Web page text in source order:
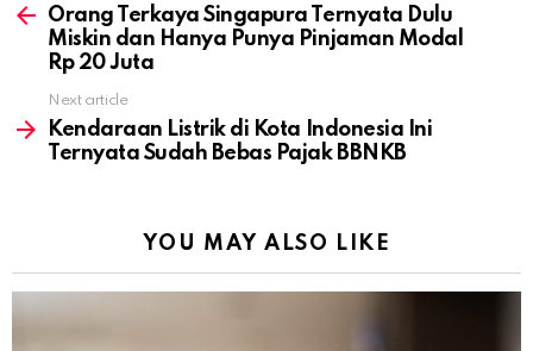
moreOrang Terkaya Singapura Ternyata Dulu
Miskin dan Hanya Punya Pinjaman Modal
Rp 20 Juta
Next article
Kendaraan Listrik di Kota Indonesia Ini
Ternyata Sudah Bebas Pajak BBNKB
YOU MAY ALSO LIKE